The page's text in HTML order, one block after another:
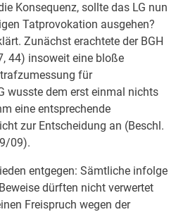
Konsequenz, sollte das LG nun
Tatprovokation ausgehen?
Zunächst erachtete der BGH
44) insoweit eine bloße
für
wusste dem erst einmal nichts
eine entsprechende
zur Entscheidung an (Beschl.
09).
entgegen: Sämtliche infolge
dürften nicht verwertet
Freispruch wegen der